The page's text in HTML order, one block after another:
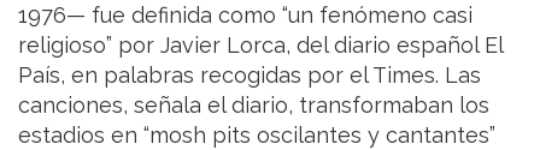
1976— fue definida como “un fenómeno casi
religioso” por Javier Lorca, del diario español El
País, en palabras recogidas por el Times. Las
canciones, señala el diario, transformaban los
estadios en “mosh pits oscilantes y cantantes”